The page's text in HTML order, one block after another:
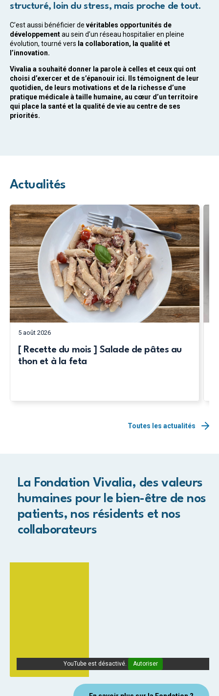
structuré, loin du stress, mais proche de tout.
C’est aussi bénéficier de véritables opportunités de
développementau sein d’un réseau hospitalier en pleine
évolution, tourné vers la collaboration, la qualité et
l’innovation.
Vivalia a souhaité donner la parole à celles et ceux qui ont
choisi d’exercer et de s’épanouir ici. Ils témoignent de leur
quotidien, de leurs motivations et de la richesse d’une
pratique médicale à taille humaine, au cœur d’un territoire
qui place la santé et la qualité de vie au centre de ses
priorités.
Actualités
5 août 2026
[ Recette du mois ] Salade de pâtes au
thon et à la feta
Toutes les actualités
La Fondation Vivalia, des valeurs
humaines pour le bien-être de nos
patients, nos résidents et nos
collaborateurs
YouTube est désactivé. Autoriser